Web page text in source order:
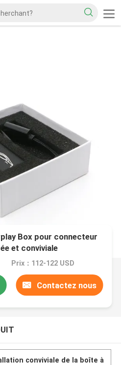
Box pour connecteur
et conviviale
Prix：112-122 USD
Contactez nous
conviviale de la boîte à